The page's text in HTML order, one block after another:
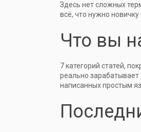
Здесь нет сложных
всё, что нужно
Что вы
7 категорий статей,
реально
написанных простым